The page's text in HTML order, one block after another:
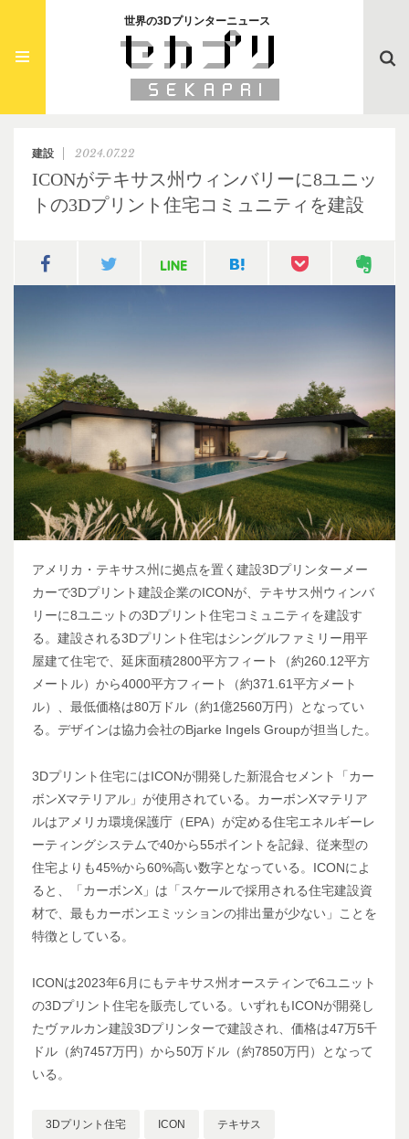
世界の3Dプリンターニュース
建設 2024.07.22
ICONがテキサス州ウィンバリーに8ユニッ
トの3Dプリント住宅コミュニティを建設
アメリカ・テキサス州に拠点を置く建設3Dプリンターメー
カーで3Dプリント建設企業のICONが、テキサス州ウィンバ
リーに8ユニットの3Dプリント住宅コミュニティを建設す
る。建設される3Dプリント住宅はシングルファミリー用平
屋建て住宅で、延床面積2800平方フィート（約260.12平方
メートル）から4000平方フィート（約371.61平方メート
ル）、最低価格は80万ドル（約1億2560万円）となってい
る。デザインは協力会社のBjarke Ingels Groupが担当した。
3Dプリント住宅にはICONが開発した新混合セメント「カー
ボンXマテリアル」が使用されている。カーボンXマテリア
ルはアメリカ環境保護庁（EPA）が定める住宅エネルギーレ
ーティングシステムで40から55ポイントを記録、従来型の
住宅よりも45%から60%高い数字となっている。ICONによ
ると、「カーボンX」は「スケールで採用される住宅建設資
材で、最もカーボンエミッションの排出量が少ない」ことを
特徴としている。
ICONは2023年6月にもテキサス州オースティンで6ユニット
の3Dプリント住宅を販売している。いずれもICONが開発し
たヴァルカン建設3Dプリンターで建設され、価格は47万5千
ドル（約7457万円）から50万ドル（約7850万円）となって
いる。
3Dプリント住宅 ICON テキサス